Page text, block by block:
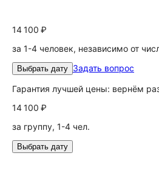
14 100 ₽
за 1-4 человек, независимо от
Выбрать дату Задать вопрос
Гарантия лучшей цены: вернём
14 100 ₽
за группу, 1-4 чел.
Выбрать дату